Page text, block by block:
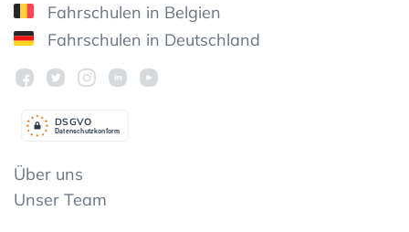
Fahrschulen in Belgien
Fahrschulen in Deutschland
Datenschutzkonform
DSGVO
Über uns
Unser Team